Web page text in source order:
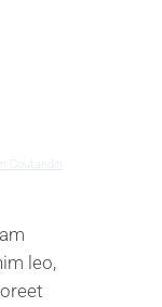
Coutandin
leo,